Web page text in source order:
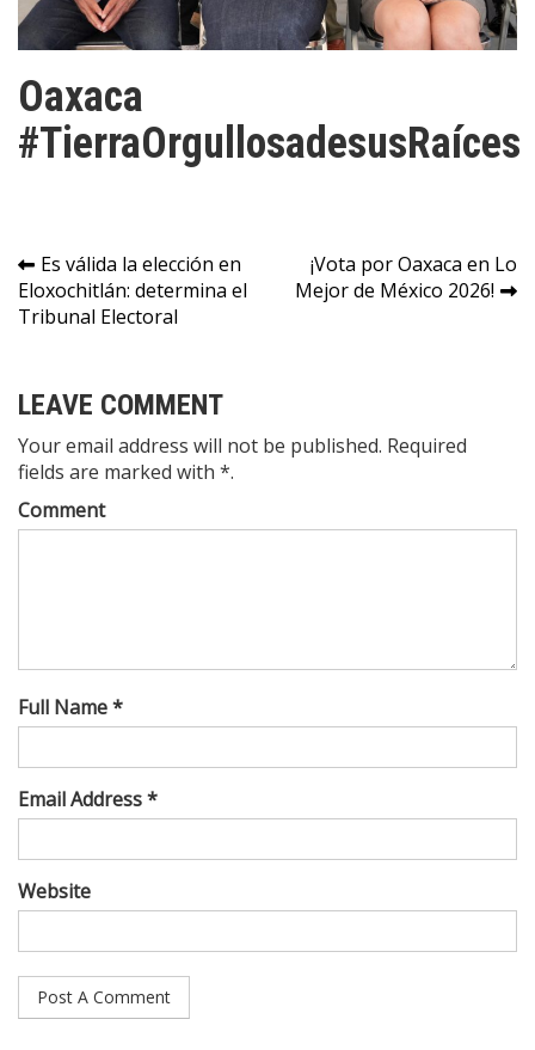
Oaxaca
#TierraOrgullosadesusRaíces
Navegación
de
Es válida la elección en
Eloxochitlán: determina el
Tribunal Electoral
¡Vota por Oaxaca en Lo
Mejor de México 2026!
LEAVE COMMENT
Your email address will not be published. Required
fields are marked with *.
Comment
Full Name *
Email Address *
Website